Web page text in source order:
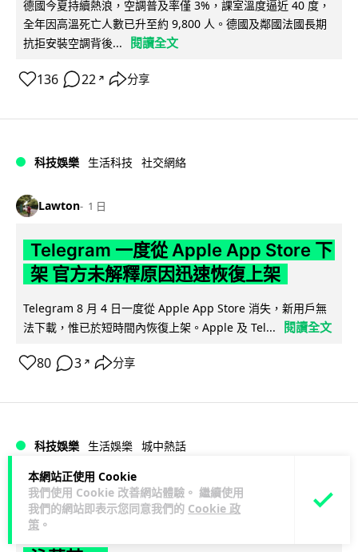
本網站正使用 Cookie
我們使用 Cookie 改善網站體驗。 繼續使用
我們的網站即表示您同意我們的 Cookie 政
策 。
德國今夏持續熱浪，空調普及率僅 3%，課室溫度逼近 40 度，
全年因高溫死亡人數已升至約 9,800 人。德國及鄰國法國長期
抗拒安裝空調背後...
閱讀全文
136 22 ↗ 分享
科技娛樂 生活科技 社交網絡
Lawton 1 日
Telegram 一度從 Apple App Store 下
架 官方未解釋原因迅速恢復上架
Telegram 8 月 4 日一度從 Apple App Store 消失，新用戶無
法下載，惟已於短時間內恢復上架。Apple 及 Tel...
閱讀全文
80 3 ↗ 分享
科技娛樂 生活娛樂 城中熱話
Lawton 1 日
葵芳街燈狂閃近 1 小時 網民笑稱「幻彩